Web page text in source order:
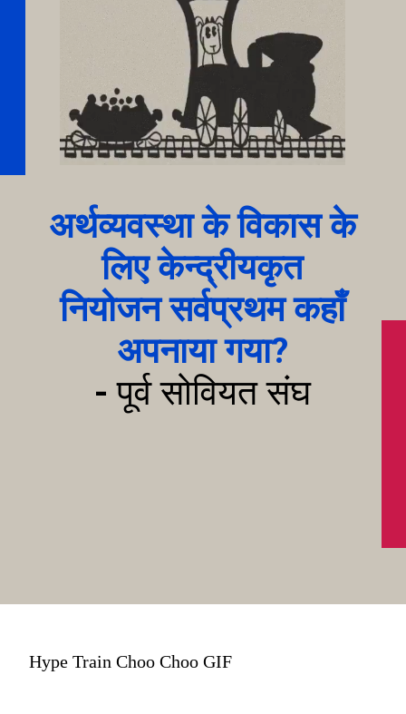
अर्थव्यवस्था के विकास के
लिए केन्द्रीयकृत
नियोजन सर्वप्रथम कहाँ
अपनाया गया?
-पूर्व सोवियत संघ
Hype Train Choo Choo GIF